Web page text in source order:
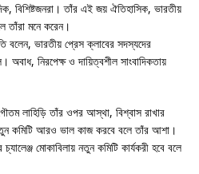
বিশিষ্টজনরা। তাঁর এই জয় ঐতিহাসিক, ভারতীয়
তাঁরা মনে করেন।
বলেন, ভারতীয় প্রেস ক্লাবের সদস্যদের
নিরপেক্ষ ও দায়িত্বশীল সাংবাদিকতায়
লাহিড়ি তাঁর ওপর আস্থা, বিশ্বাস রাখার
কমিটি আরও ভাল কাজ করবে বলে তাঁর আশা।
চ্যালেঞ্জ মোকাবিলায় নতুন কমিটি কার্যকরী হবে বলে